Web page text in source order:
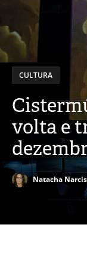
CULTURA
volta e
Natacha